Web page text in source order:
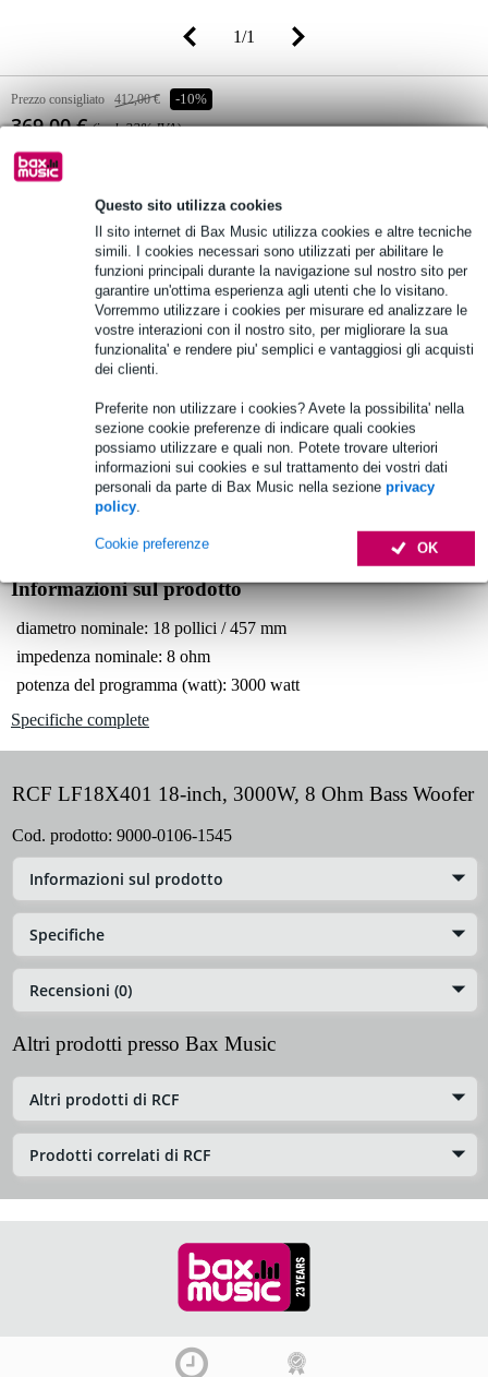
Questo sito utilizza cookies
Il sito internet di Bax Music utilizza cookies e altre tecniche
simili. I cookies necessari sono utilizzati per abilitare le
funzioni principali durante la navigazione sul nostro sito per
garantire un'ottima esperienza agli utenti che lo visitano.
Vorremmo utilizzare i cookies per misurare ed analizzare le
vostre interazioni con il nostro sito, per migliorare la sua
funzionalita' e rendere piu' semplici e vantaggiosi gli acquisti
dei clienti.
Preferite non utilizzare i cookies? Avete la possibilita' nella
sezione cookie preferenze di indicare quali cookies
possiamo utilizzare e quali non. Potete trovare ulteriori
informazioni sui cookies e sul trattamento dei vostri dati
personali da parte di Bax Music nella sezione privacy
policy.
OK
Cookie preferenze
1/1
Prezzo consigliato 412,00 € -10%
369,00 € (incl. 22% IVA)
Disponibilità online
Aggiungi al carrello
Consegna gratuita
Oltre 48.000 articoli disponibili
1.250 marchi leader
Scegli adesso i 2 anni di garanzia aggiuntiva e molti altri
vantaggi!
18,45 € di premio
Informazioni sul prodotto
diametro nominale: 18 pollici / 457 mm
impedenza nominale: 8 ohm
potenza del programma (watt): 3000 watt
Specifiche complete
RCF LF18X401 18-inch, 3000W, 8 Ohm Bass Woofer
Cod. prodotto: 9000-0106-1545
Informazioni sul prodotto
Specifiche
Recensioni (0)
Altri prodotti presso Bax Music
Altri prodotti di RCF
Prodotti correlati di RCF